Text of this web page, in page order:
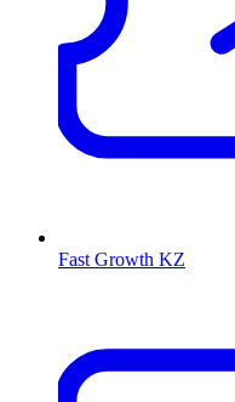
Fast Growth KZ